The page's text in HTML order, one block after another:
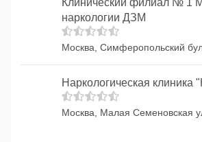
Клинический филиал № 1
наркологии ДЗМ
Москва, Симферопольский
Наркологическая клиника
Москва, Малая Семеновская